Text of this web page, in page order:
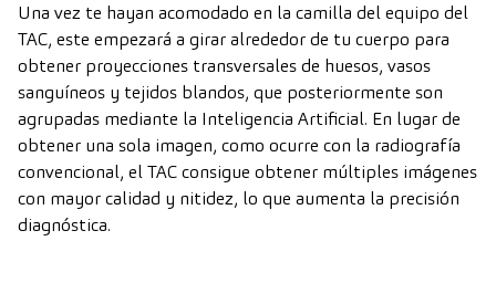
Una vez te hayan acomodado en la camilla del equipo del
TAC, este empezará a girar alrededor de tu cuerpo para
obtener proyecciones transversales de huesos, vasos
sanguíneos y tejidos blandos, que posteriormente son
agrupadas mediante la Inteligencia Artificial. En lugar de
obtener una sola imagen, como ocurre con la radiografía
convencional, el TAC consigue obtener múltiples imágenes
con mayor calidad y nitidez, lo que aumenta la precisión
diagnóstica.